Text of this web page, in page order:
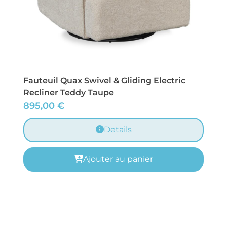
Fauteuil Quax Swivel & Gliding Electric
Recliner Teddy Taupe
895,00 €
Details
Ajouter au panier